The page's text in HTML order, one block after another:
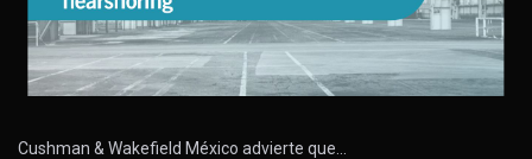
Cushman & Wakefield México advierte que…